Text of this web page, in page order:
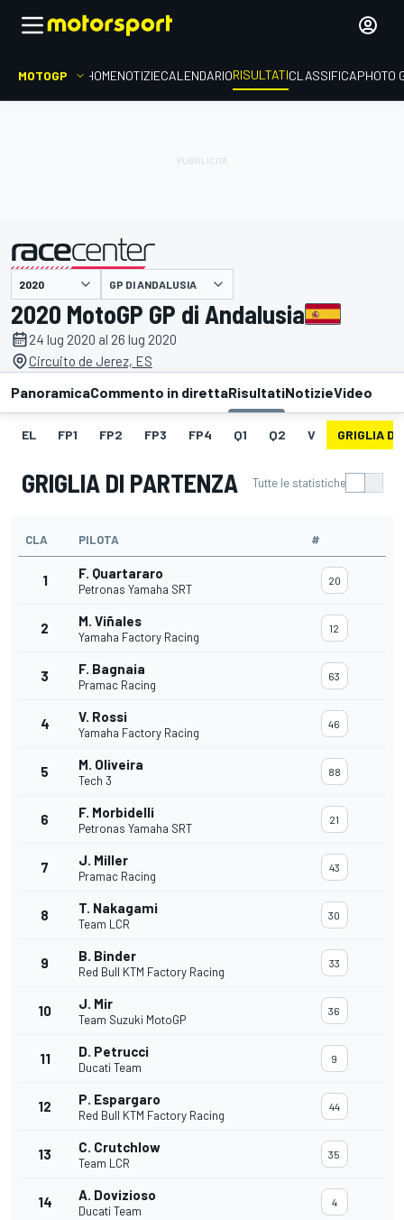
MOTOGP HOMENOTIZIECALENDARIORISULTATICLASSIFICAPHOTO
presentato da GP DI ANDALUSIA
2020 MotoGP GP di Andalusia
24 lug 2020 al 26 lug 2020
Circuito de Jerez, ES
PanoramicaCommento in direttaRisultatiNotizieVideo
EL FP1 FP2 FP3 FP4 Q1 Q2 V GRIGLIA DI
GRIGLIA DI PARTENZA Tutte le statistiche
CLA PILOTA #
1 F. Quartararo
Petronas Yamaha SRT
20
2 M. Viñales
Yamaha Factory Racing
12
3 F. Bagnaia
Pramac Racing
63
4 V. Rossi
Yamaha Factory Racing
46
5 M. Oliveira
Tech 3
88
6 F. Morbidelli
Petronas Yamaha SRT
21
7 J. Miller
Pramac Racing
43
8 T. Nakagami
Team LCR
30
9 B. Binder
Red Bull KTM Factory Racing
33
10 J. Mir
Team Suzuki MotoGP
36
11 D. Petrucci
Ducati Team
9
12 P. Espargaro
Red Bull KTM Factory Racing
44
13 C. Crutchlow
Team LCR
35
14 A. Dovizioso
Ducati Team
4